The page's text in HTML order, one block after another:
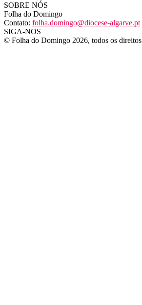
SOBRE NÓS
Folha do Domingo
Contato: folha.domingo@diocese-algarve.pt
SIGA-NOS
© Folha do Domingo 2026, todos os direitos